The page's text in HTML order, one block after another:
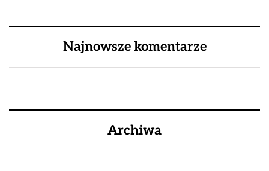
Najnowsze komentarze
Archiwa